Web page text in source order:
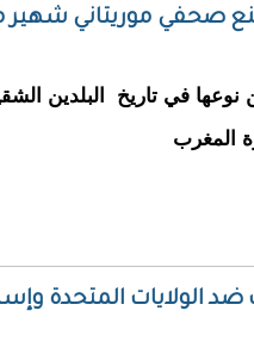
صحفي موريتاني شهير
في تاريخ البلدين
المغرب
الولايات المتحدة